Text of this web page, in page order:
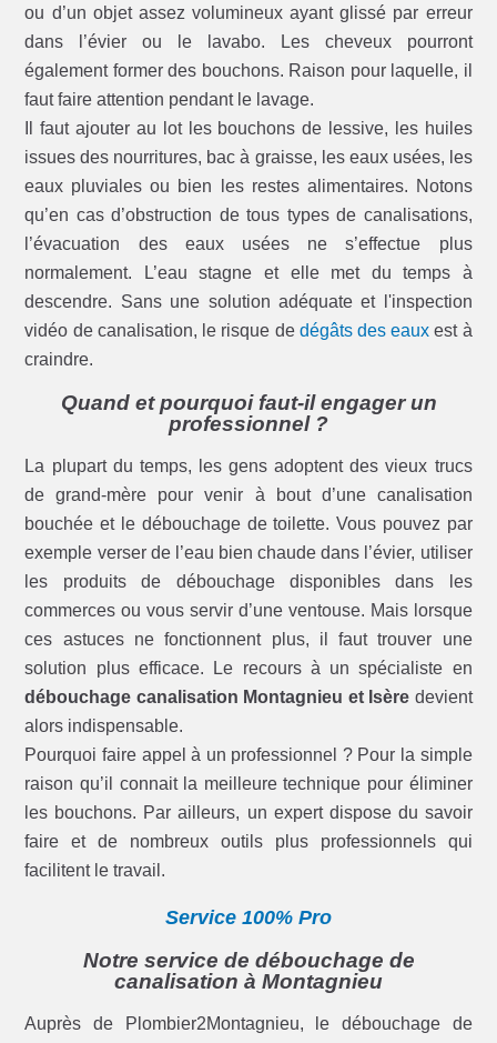
ou d’un objet assez volumineux ayant glissé par erreur
dans l’évier ou le lavabo. Les cheveux pourront
également former des bouchons. Raison pour laquelle, il
faut faire attention pendant le lavage.
Il faut ajouter au lot les bouchons de lessive, les huiles
issues des nourritures, bac à graisse, les eaux usées, les
eaux pluviales ou bien les restes alimentaires. Notons
qu’en cas d’obstruction de tous types de canalisations,
l’évacuation des eaux usées ne s’effectue plus
normalement. L’eau stagne et elle met du temps à
descendre. Sans une solution adéquate et l'inspection
vidéo de canalisation, le risque de dégâts des eaux est à
craindre.
Quand et pourquoi faut-il engager un
professionnel ?
La plupart du temps, les gens adoptent des vieux trucs
de grand-mère pour venir à bout d’une canalisation
bouchée et le débouchage de toilette. Vous pouvez par
exemple verser de l’eau bien chaude dans l’évier, utiliser
les produits de débouchage disponibles dans les
commerces ou vous servir d’une ventouse. Mais lorsque
ces astuces ne fonctionnent plus, il faut trouver une
solution plus efficace. Le recours à un spécialiste en
débouchage canalisation Montagnieu et Isère devient
alors indispensable.
Pourquoi faire appel à un professionnel ? Pour la simple
raison qu’il connait la meilleure technique pour éliminer
les bouchons. Par ailleurs, un expert dispose du savoir
faire et de nombreux outils plus professionnels qui
facilitent le travail.
Service 100% Pro
Notre service de débouchage de
canalisation à Montagnieu
Auprès de Plombier2Montagnieu, le débouchage de